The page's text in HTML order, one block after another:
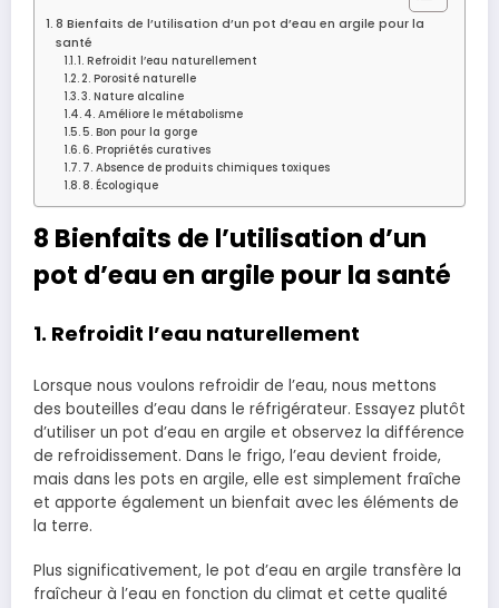
8 Bienfaits de l’utilisation d’un pot d’eau en argile pour la
santé
1. Refroidit l’eau naturellement
2. Porosité naturelle
3. Nature alcaline
4. Améliore le métabolisme
5. Bon pour la gorge
6. Propriétés curatives
7. Absence de produits chimiques toxiques
8. Écologique
8 Bienfaits de l’utilisation d’un
pot d’eau en argile pour la santé
1. Refroidit l’eau naturellement
Lorsque nous voulons refroidir de l’eau, nous mettons
des bouteilles d’eau dans le réfrigérateur. Essayez plutôt
d’utiliser un pot d’eau en argile et observez la différence
de refroidissement. Dans le frigo, l’eau devient froide,
mais dans les pots en argile, elle est simplement fraîche
et apporte également un bienfait avec les éléments de
la terre.
Plus significativement, le pot d’eau en argile transfère la
fraîcheur à l’eau en fonction du climat et cette qualité